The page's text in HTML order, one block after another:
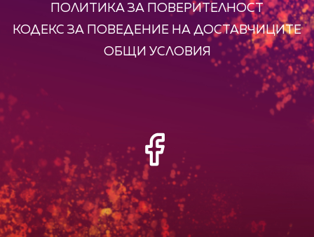
ПОЛИТИКА ЗА ПОВЕРИТЕЛНОСТ
КОДЕКС ЗА ПОВЕДЕНИЕ НА ДОСТАВЧИЦИТЕ
ОБЩИ УСЛОВИЯ